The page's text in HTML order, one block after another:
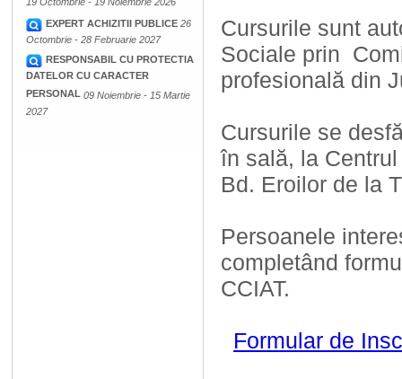
EXPERT ACHIZITII PUBLICE 26
Octombrie - 28 Februarie 2027
RESPONSABIL CU PROTECTIA
DATELOR CU CARACTER
PERSONAL 09 Noiembrie - 15 Martie
2027
Cursurile sunt
Sociale prin
profesională din
Cursurile se
în sală, la
Bd. Eroilor de la
Persoanele
completând
CCIAT.
Formular de